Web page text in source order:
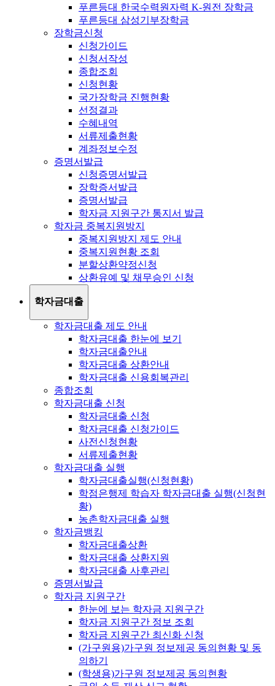
푸른등대 한국수력원자력 K-원전 장학금
푸른등대 삼성기부장학금
장학금신청
신청가이드
신청서작성
종합조회
신청현황
국가장학금 진행현황
선정결과
수혜내역
서류제출현황
계좌정보수정
증명서발급
신청증명서발급
장학증서발급
증명서발급
학자금 지원구간 통지서 발급
학자금 중복지원방지
중복지원방지 제도 안내
중복지원현황 조회
분할상환약정신청
상환유예 및 채무승인 신청
학자금대출
학자금대출 제도 안내
학자금대출 한눈에 보기
학자금대출안내
학자금대출 상환안내
학자금대출 신용회복관리
종합조회
학자금대출 신청
학자금대출 신청
학자금대출 신청가이드
사전신청현황
서류제출현황
학자금대출 실행
학자금대출실행(신청현황)
학점은행제 학습자 학자금대출 실행(신청현
황)
농촌학자금대출 실행
학자금뱅킹
학자금대출상환
학자금대출 상환지원
학자금대출 사후관리
증명서발급
학자금 지원구간
한눈에 보는 학자금 지원구간
학자금 지원구간 정보 조회
학자금 지원구간 최신화 신청
(가구원용)가구원 정보제공 동의현황 및 동
의하기
(학생용)가구원 정보제공 동의현황